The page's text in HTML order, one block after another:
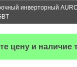
инверторный
цену и наличие